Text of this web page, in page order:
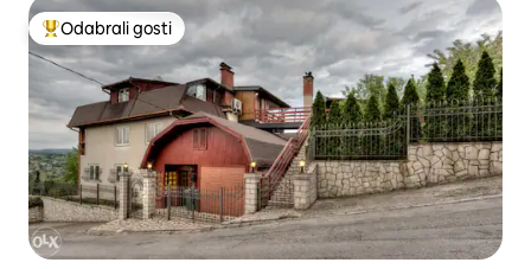
Među najviše rangiranima s oznakom „Odabrali gosti”
Odabrali gosti